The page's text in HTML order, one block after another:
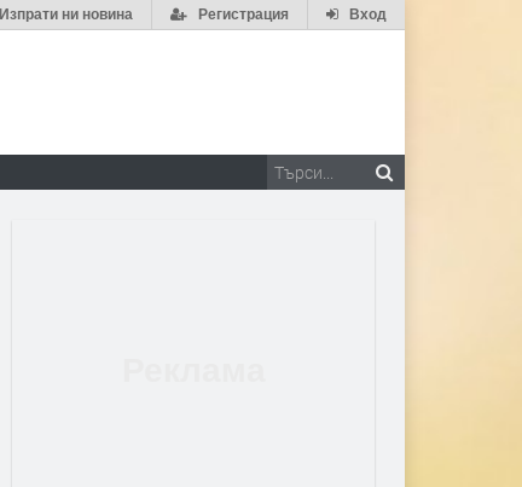
Вход
Регистрация
Изпрати ни новина